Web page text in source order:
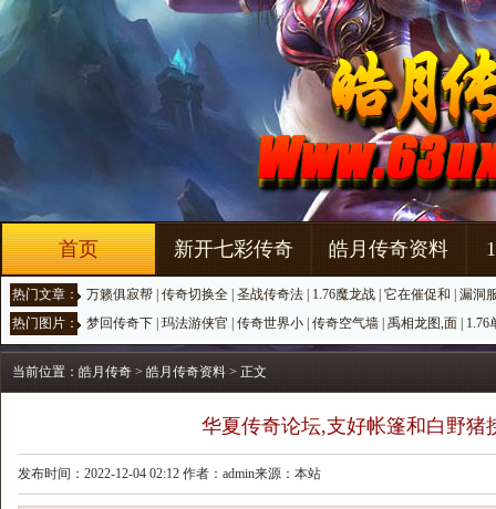
首页 新开七彩传奇 皓月传奇资料
热门文章： 万籁俱寂帮 传奇切换全 圣战传奇法 1.76魔龙战 它在催促和
漏洞
热门图片： 梦回传奇下 玛法游侠官 传奇世界小 传奇空气墙 禹相龙图,面 1.76
当前位置： 皓月传奇 > 皓月传奇资料 > 正文
华夏传奇论坛,支好帐篷和白野猪
发布时间：2022-12-04 02:12 作者：admin来源：本站